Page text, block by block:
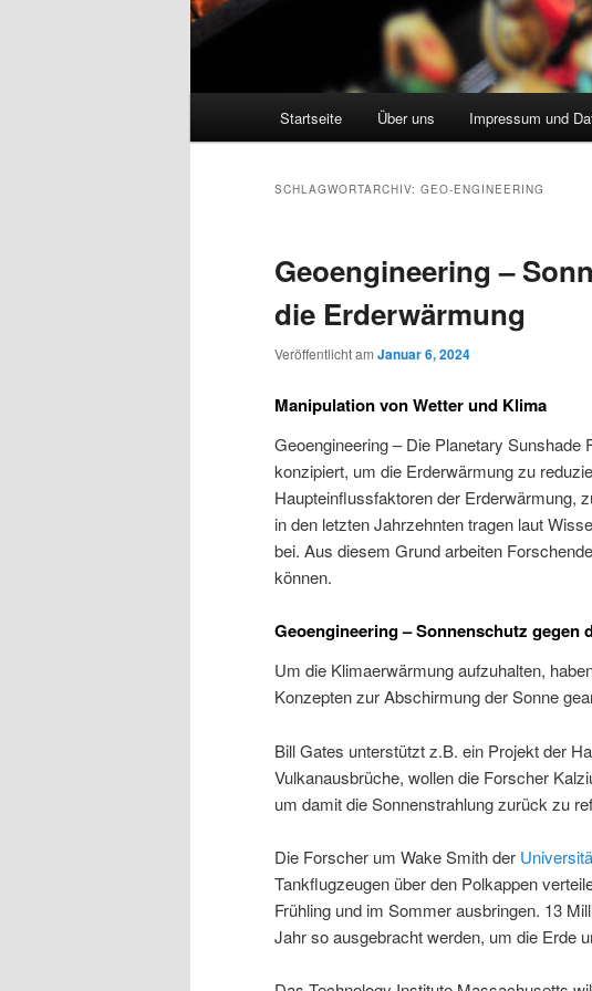
Startseite Über uns Impressum und
SCHLAGWORTARCHIV: GEO-ENGINEERING
Geoengineering –
die Erderwärmung
Veröffentlicht am Januar 6, 2024
Manipulation von Wetter und Klima
Geoengineering – Die Planetary Sunshade
konzipiert, um die Erderwärmung zu
Haupteinflussfaktoren der Erderwärmung,
in den letzten Jahrzehnten tragen laut
bei. Aus diesem Grund arbeiten
können.
Geoengineering – Sonnenschutz gegen
Um die Klimaerwärmung aufzuhalten,
Konzepten zur Abschirmung der Sonne
Bill Gates unterstützt z.B. ein Projekt der
Vulkanausbrüche, wollen die Forscher
um damit die Sonnenstrahlung zurück zu
Die Forscher um Wake Smith der
Tankflugzeugen über den Polkappen
Frühling und im Sommer ausbringen. 13
Jahr so ausgebracht werden, um die Erde